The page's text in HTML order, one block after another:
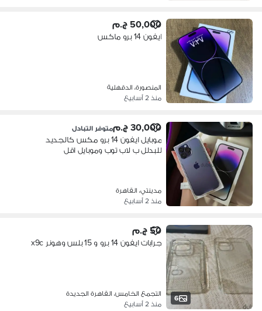
50,000 ج.م
ايفون 14 برو ماكس
المنصورة، الدقهلية
منذ 2 أسابيع
30,000 ج.م متوفر التبادل
موبايل ايفون 14 برو مكس كالجديد
للبدلل ب لاب توب وموبايل اقل
مدينتي، القاهرة
منذ 2 أسابيع
6
50 ج.م
جرابات ايفون 14 برو و 15 بلس وهونر x9c
التجمع الخامس، القاهرة الجديدة
منذ 2 أسابيع